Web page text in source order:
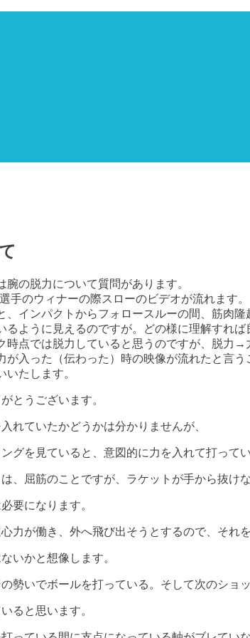
腕の脱力について質問があります。
手のウィナーの際スローのビデオが流れます。
、インパクトからフォロースルーの間、筋肉隆
るように見えるのですが。どの様に理解すれば
時点では脱力していると思うのですが、脱
が入った（伝わった）時の映像が流れたと言う
いたします。
とうございます。
れていたかどうかは分かりませんが、
グを見ていると、意図的に力を入れて打って
、屈筋のことですが、ラケットが手から抜け
要になります。
力が働き、外へ飛び出そうとするので、それ
いかと想像します。
勢いでボールを打っている。そして次のショ
ると思います。